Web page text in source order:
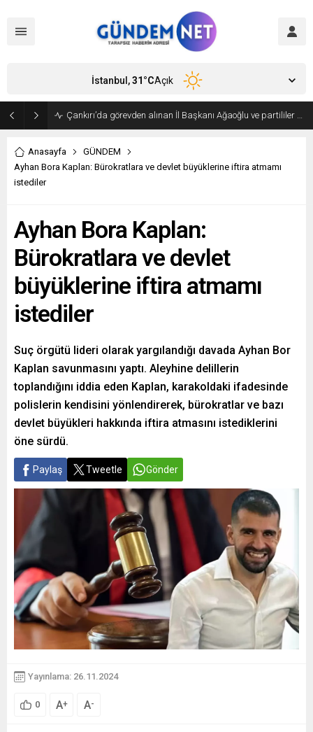
Bakan Fidan, Hamas Siyasi Büro Şefi Hayye’yi kabul etti
İstanbul,31°CAçık
Anasayfa
GÜNDEM
Ayhan Bora Kaplan: Bürokratlara ve devlet büyüklerine iftira atmamı
istediler
Ayhan Bora Kaplan:
Bürokratlara ve devlet
büyüklerine iftira atmamı
istediler
Suç örgütü lideri olarak yargılandığı davada Ayhan Bor
Kaplan savunmasını yaptı. Aleyhine delillerin
toplandığını iddia eden Kaplan, karakoldaki ifadesinde
polislerin kendisini yönlendirerek, bürokratlar ve bazı
devlet büyükleri hakkında iftira atmasını istediklerini
öne sürdü.
Paylaş Tweetle Gönder
Yayınlama: 26.11.2024
0 A+ A-